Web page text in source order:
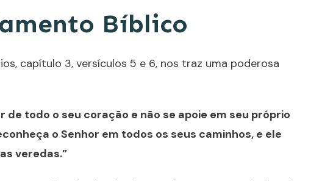
Bíblico
capítulo 3, versículos 5 e 6, nos traz uma poderosa
de todo o seu coração e não se apoie em seu próprio
o Senhor em todos os seus caminhos, e ele
veredas.”